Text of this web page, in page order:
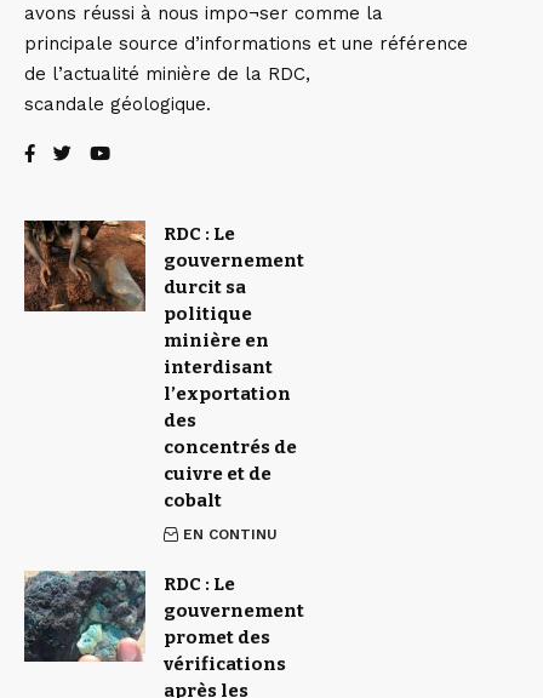
avons réussi à nous impo¬ser comme la
principale source d’informations et une référence
de l’actualité minière de la RDC,
scandale géologique.
RDC : Le
gouvernement
durcit sa
politique
minière en
interdisant
l’exportation
des
concentrés de
cuivre et de
cobalt
EN CONTINU
RDC : Le
gouvernement
promet des
vérifications
après les